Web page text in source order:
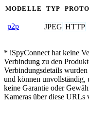
MODELLE TYP
p2p JPEG HTTP
* iSpyConnect hat keine
Verbindung zu den
Verbindungsdetails
und können unvollständig,
keine Garantie oder
Kameras über diese URLs